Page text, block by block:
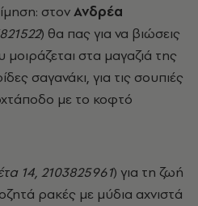
στονΑνδρέα
) θα πας για να βιώσεις
στα μαγαζιά της
σαγανάκι, για τις σουπιές
με το κοφτό
14, 2103825961) για τη ζωή
ρακές με μύδια αχνιστά